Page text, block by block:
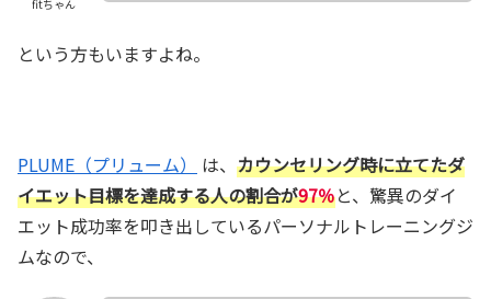
fitちゃん
という方もいますよね。
PLUME（プリューム） は、 カウンセリング時に立てたダ
イエット目標を達成する人の割合が97％と、驚異のダイ
エット成功率を叩き出しているパーソナルトレーニングジ
ムなので、